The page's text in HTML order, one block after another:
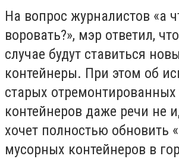
На вопрос журналистов «а
воровать?», мэр ответил,
случае будут ставиться
контейнеры. При этом об
старых
контейнеров даже речи не
хочет полностью обновить
мусорных контейнеров в